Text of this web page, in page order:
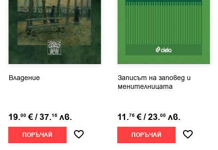
Владение
19.00 €/37.16 лв.
ПОРЪЧАЙ
Записът на заповед и
менителницата
11.76 €/23.00 лв.
ПОРЪЧАЙ